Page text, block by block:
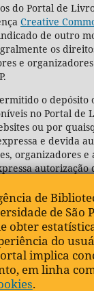
do Portal de
Creative
de outro
os
e
o depósito
no Portal de
ou por
e devida
organizadores e
de
de São
obter
do
implica
em linha
.